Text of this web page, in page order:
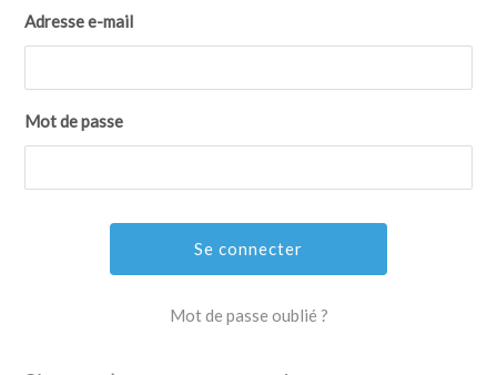
Adresse e-mail
Mot de passe
Mot de passe oublié ?